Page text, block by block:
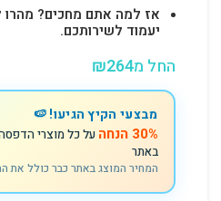
יעמוד לשירותכם.
החל מ ₪264
מבצעי הקיץ הגיעו! 🍉
30% הנחה
על כל מוצרי
באתר
המחיר המוצג באתר כבר כולל את